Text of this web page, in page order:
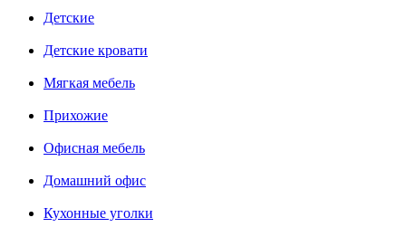
Детские
Детские кровати
Мягкая мебель
Прихожие
Офисная мебель
Домашний офис
Кухонные уголки